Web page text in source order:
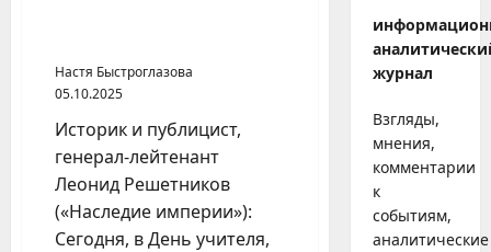
Настя Быстроглазова
05.10.2025
Историк и публицист,
генерал-лейтенант
Леонид Решетников
(«Наследие империи»):
Сегодня, в День учителя,
журнал
Взгляды,
мнения,
комментарии
к
событиям,
аналитические